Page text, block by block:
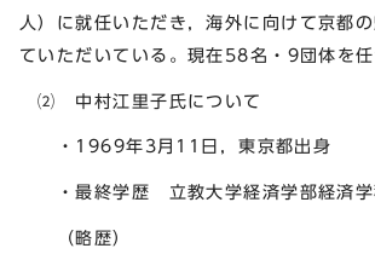
人）に就任いただき，海外に向けて京都
ていただいている。現在58名・9団体を任
⑵ 中村江里子氏について
・1969年3月11日，東京都出
・最終学歴 立教大学経済学部経済学
（略歴）